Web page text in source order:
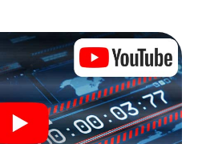
è il suo campo di gioco
per la sua avventura da
smartphone con accesso a
accesso alla nostra app web.
nulla per essere trascinati
minigiochi complicati e